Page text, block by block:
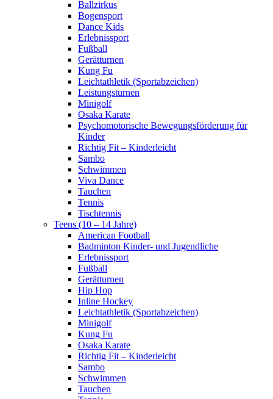
Ballzirkus
Bogensport
Dance Kids
Erlebnissport
Fußball
Gerätturnen
Kung Fu
Leichtathletik (Sportabzeichen)
Leistungsturnen
Minigolf
Osaka Karate
Psychomotorische Bewegungsförderung für
Kinder
Richtig Fit – Kinderleicht
Sambo
Schwimmen
Viva Dance
Tauchen
Tennis
Tischtennis
Teens (10 – 14 Jahre)
American Football
Badminton Kinder- und Jugendliche
Erlebnissport
Fußball
Gerätturnen
Hip Hop
Inline Hockey
Leichtathletik (Sportabzeichen)
Minigolf
Kung Fu
Osaka Karate
Richtig Fit – Kinderleicht
Sambo
Schwimmen
Tauchen